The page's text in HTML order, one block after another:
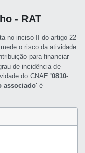
- RAT
no inciso II do artigo 22
o risco da atividade
para financiar
de incidência de
do CNAE'0810-
associado' é